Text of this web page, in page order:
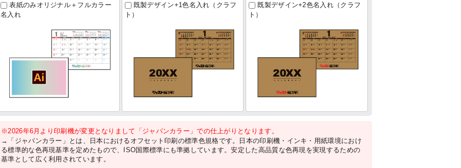
表紙のみオリジナル＋フルカラー
名入れ
既製デザイン+1色名入れ（クラフ
ト）
既製デザイン+2色名入れ（クラフ
ト）
※2026年6月より印刷機が変更となりまして「ジャパンカラー」での仕上がりとなります。
→「ジャパンカラー」とは、日本におけるオフセット印刷の標準色規格です。日本の印刷機・インキ・用紙環境におけ
る標準的な色再現基準を定めたもので、ISO国際標準にも準拠しています。安定した高品質な色再現を実現するための
基準として広く利用されています。